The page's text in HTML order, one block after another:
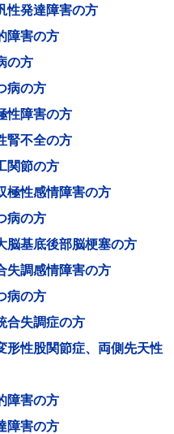
発達障害の方
障害の方
の方
病の方
性障害の方
腎不全の方
関節の方
性感情障害の方
病の方
基底後部脳梗塞の方
調感情障害の方
病の方
合失調症の方
性股関節症、両側先天性
障害の方
障害の方